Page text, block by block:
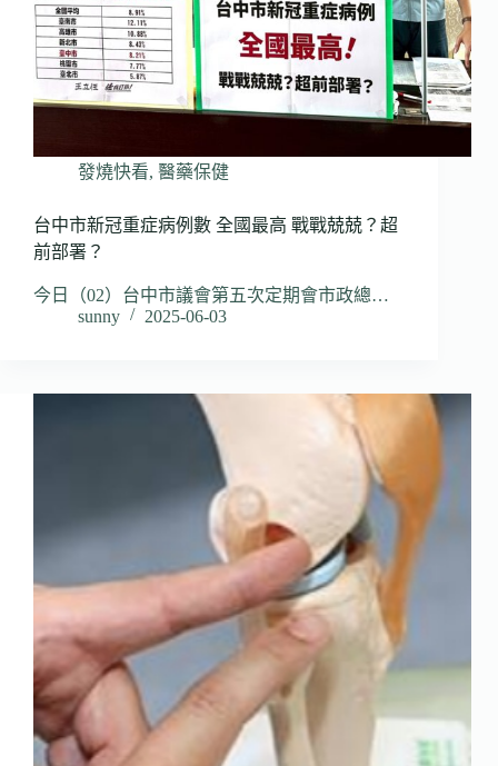
發燒快看, 醫藥保健
台中市新冠重症病例數 全國最高 戰戰兢兢？超
前部署？
今日（02）台中市議會第五次定期會市政總…
sunny
2025-06-03